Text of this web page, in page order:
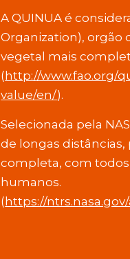
A QUINUA é
Organization), orgão
vegetal mais
( http://www.fao.org/
value/en/).
Selecionada pela
de longas
completa, com todos
humanos.
(https://